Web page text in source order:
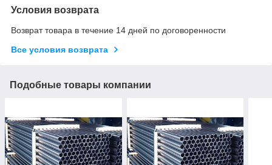
Условия возврата
Возврат товара в течение 14 дней по договоренности
Все условия возврата
Подобные товары компании